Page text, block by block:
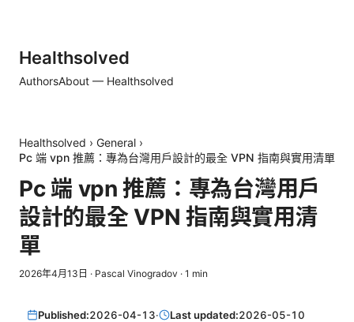
Healthsolved
AuthorsAbout — Healthsolved
Healthsolved › General ›
Pc 端 vpn 推薦：專為台灣用戶設計的最全 VPN 指南與實用清單
Pc 端 vpn 推薦：專為台灣用戶
設計的最全 VPN 指南與實用清
單
2026年4月13日 · Pascal Vinogradov · 1 min
Published:2026-04-13· Last updated:2026-05-10